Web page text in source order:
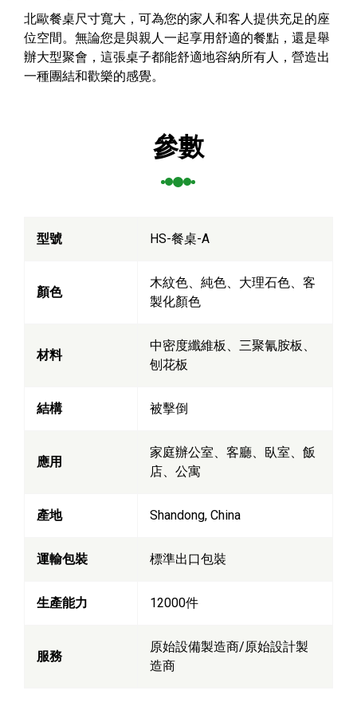
北歐餐桌尺寸寬大，可為您的家人和客人提供充足的座
位空間。無論您是與親人一起享用舒適的餐點，還是舉
辦大型聚會，這張桌子都能舒適地容納所有人，營造出
一種團結和歡樂的感覺。
參數
型號 HS-餐桌-A
顏色
木紋色、純色、大理石色、客
製化顏色
材料
中密度纖維板、三聚氰胺板、
刨花板
結構 被擊倒
應用
家庭辦公室、客廳、臥室、飯
店、公寓
產地 Shandong, China
運輸包裝 標準出口包裝
生產能力 12000件
服務
原始設備製造商/原始設計製
造商